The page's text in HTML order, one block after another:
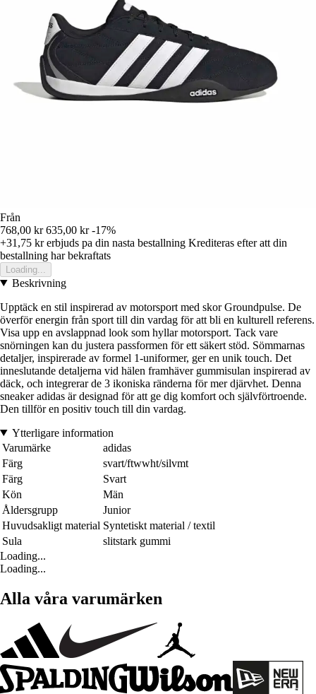
Från
768,00 kr 635,00 kr -17%
+31,75 krerbjuds pa din nasta bestallning Krediteras efter att din
bestallning har bekraftats
Loading...
Beskrivning
Upptäck en stil inspirerad av motorsport med skor Groundpulse. De
överför energin från sport till din vardag för att bli en kulturell referens.
Visa upp en avslappnad look som hyllar motorsport. Tack vare
snörningen kan du justera passformen för ett säkert stöd. Sömmarnas
detaljer, inspirerade av formel 1-uniformer, ger en unik touch. Det
inneslutande detaljerna vid hälen framhäver gummisulan inspirerad av
däck, och integrerar de 3 ikoniska ränderna för mer djärvhet. Denna
sneaker adidas är designad för att ge dig komfort och självförtroende.
Den tillför en positiv touch till din vardag.
Ytterligare information
Varumärke
adidas
Färg
svart/ftwwht/silvmt
Färg
Svart
Kön
Män
Åldersgrupp
Junior
Huvudsakligt material Syntetiskt material / textil
Sula
slitstark gummi
Loading...
Loading...
Alla våra varumärken